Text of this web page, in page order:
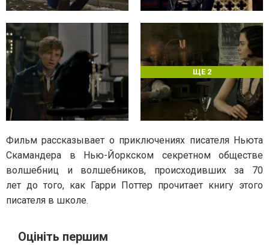
ЩЕ 2
Фильм рассказывает о приключениях писателя Ньюта
Скамандера в Нью-Йоркском секретном обществе
волшебниц и волшебников, происходивших за 70
лет до того, как Гарри Поттер прочитает книгу этого
писателя в школе.
Оцініть першим